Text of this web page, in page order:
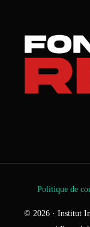
Politique de
© 2026 · Institut